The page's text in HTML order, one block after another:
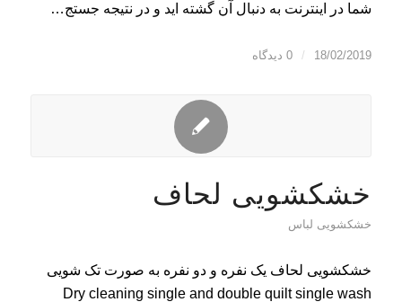
شما در اینترنت به دنبال آن گشته اید و در نتیجه جستج…
18/02/2019
/ 0 دیدگاه
خشکشویی لحاف
خشکشویی لباس
خشکشویی لحاف یک نفره و دو نفره به صورت تک شویی
Dry cleaning single and double quilt single wash